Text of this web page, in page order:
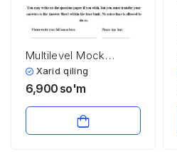
Multilevel Mock
testiga tayyorlanish
uchun reading test
Xarid qiling
6,900 so'm